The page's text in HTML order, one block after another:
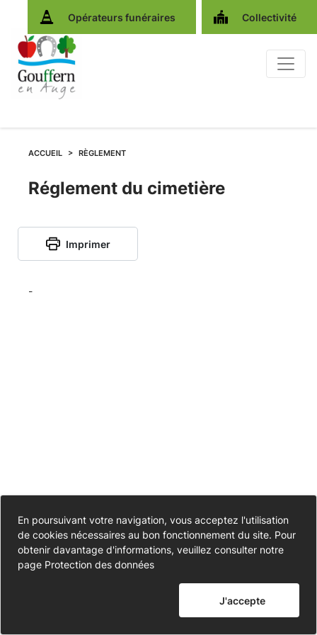
Opérateurs funéraires Collectivité
ACCUEIL RÈGLEMENT
Règlement
du
cimetière
de
AUGE
–
Gestion
Réglement du cimetière
-
Imprimer
Accessibilité
Partiellement conforme
Données personnelles
Mentions légales
En poursuivant votre navigation, vous acceptez l'utilisation
de cookies nécessaires au bon fonctionnement du site. Pour
obtenir davantage d'informations, veuillez consulter notre
page Protection des données
J'accepte